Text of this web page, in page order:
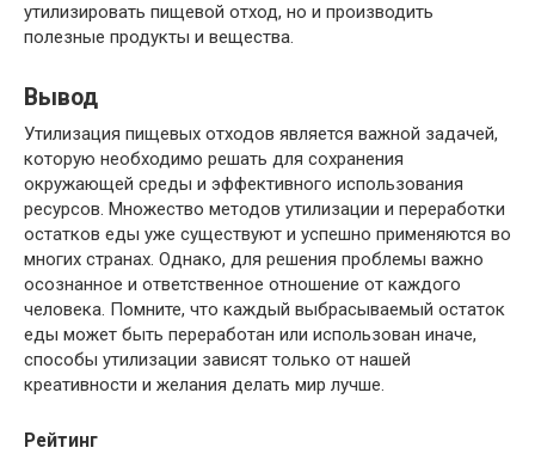
утилизировать пищевой отход, но и производить
полезные продукты и вещества.
Вывод
Утилизация пищевых отходов является важной задачей,
которую необходимо решать для сохранения
окружающей среды и эффективного использования
ресурсов. Множество методов утилизации и переработки
остатков еды уже существуют и успешно применяются во
многих странах. Однако, для решения проблемы важно
осознанное и ответственное отношение от каждого
человека. Помните, что каждый выбрасываемый остаток
еды может быть переработан или использован иначе,
способы утилизации зависят только от нашей
креативности и желания делать мир лучше.
Рейтинг